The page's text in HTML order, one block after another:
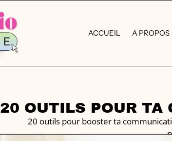
ACCUEIL A PROPOS
20 OUTILS POUR TA
20 outils pour booster ta